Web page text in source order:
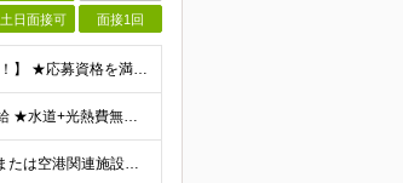
土日面接可 面接1回
【未経験OK｜ブランクがある方・第二新卒の方・正社員が初めての方も歓迎！】 ★応募資格を満たす方は面接確約！ ★20代・30代の若手スタッフも多数活躍中！ ◎58歳以下の方（長期のキャリア形成を図る
★想定月収31.4万円～＋賞与年2回（59万円以上） ★入社お祝い金15万円支給 ★水道+光熱費無料の家賃がリーズナブルな社員寮(単身寮)あり！ ★住宅手当&家族手当あり 月給24万5000円以上(
【転勤なし｜月2.5万円の単身寮完備｜マイカー・バイク通勤OK】 成田空港または空港関連施設での勤務となります。 お住まいや希望を考慮し、千葉市美浜区・四街道市への配属となる場合もあります。 【本社